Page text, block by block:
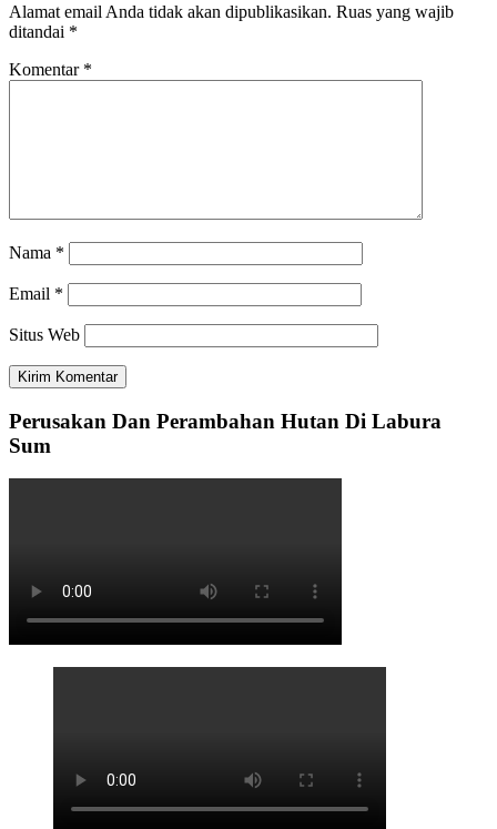
Alamat email Anda tidak akan dipublikasikan. Ruas yang wajib
ditandai *
Komentar *
Nama *
Email *
Situs Web
Perusakan Dan Perambahan Hutan Di Labura
Sum